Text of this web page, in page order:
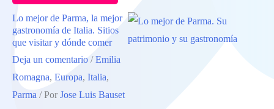
MEJORES
VISITAS
DE
RÁVENA,
LA
CIUDAD
Lo mejor de Parma, la mejor
gastronomía de Italia. Sitios
que visitar y dónde comer
Deja un comentario /Emilia
Romagna, Europa, Italia,
Parma / Por Jose Luis Bauset